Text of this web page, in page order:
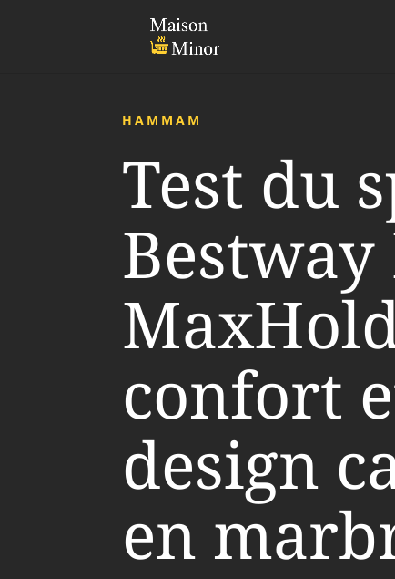
HAMMAM
Test du
Bestway
confort
design
en